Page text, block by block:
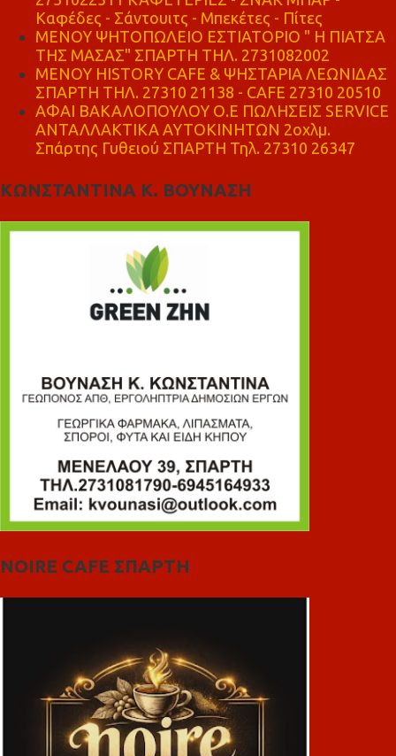
Καφέδες - Σάντουιτς - Μπεκέτες - Πίτες
ΜΕΝΟΥ ΨΗΤΟΠΩΛΕΙΟ ΕΣΤΙΑΤΟΡΙΟ " Η ΠΙΑΤΣΑ
ΤΗΣ ΜΑΣΑΣ" ΣΠΑΡΤΗ ΤΗΛ. 2731082002
ΜΕΝΟΥ HISTORY CAFE & ΨΗΣΤΑΡΙΑ ΛΕΩΝΙΔΑΣ
ΣΠΑΡΤΗ ΤΗΛ. 27310 21138 - CAFE 27310 20510
ΑΦΑΙ ΒΑΚΑΛΟΠΟΥΛΟΥ Ο.Ε ΠΩΛΗΣΕΙΣ SERVICE
ΑΝΤΑΛΛΑΚΤΙΚΑ ΑΥΤΟΚΙΝΗΤΩΝ 2οχλμ.
Σπάρτης Γυθειού ΣΠΑΡΤΗ Τηλ. 27310 26347
ΚΩΝΣΤΑΝΤΙΝΑ Κ. ΒΟΥΝΑΣΗ
NOIRE CAFE ΣΠΑΡΤΗ